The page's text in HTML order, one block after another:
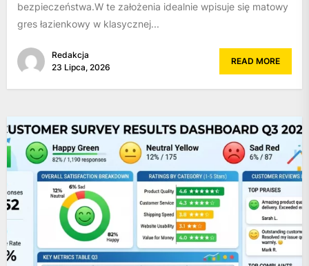
bezpieczeństwa.W te założenia idealnie wpisuje się matowy
gres łazienkowy w klasycznej...
Redakcja
23 Lipca, 2026
READ MORE